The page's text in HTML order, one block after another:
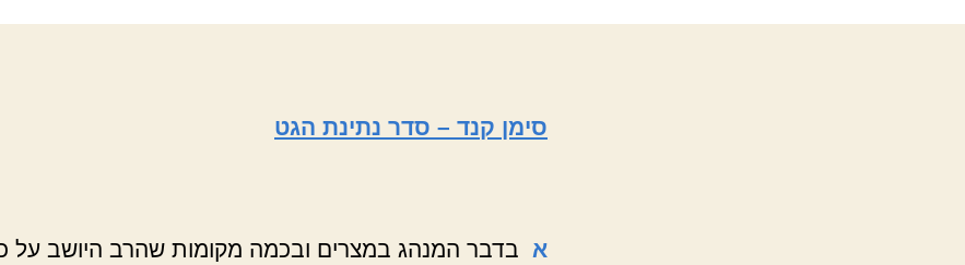
סימן קנד – סדר נתינת הגט
א
בדבר המנהג במצרים ובכמה מקומות שהרב היושב על